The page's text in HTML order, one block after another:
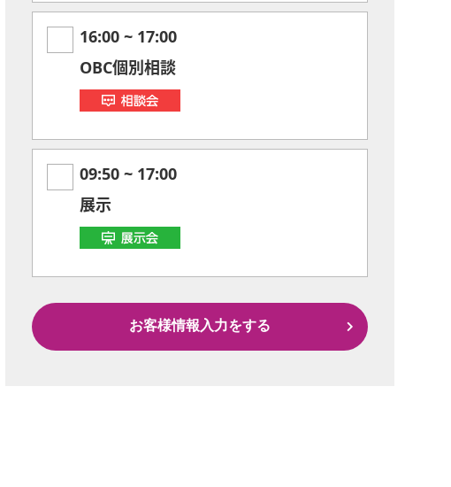
16:00 ~ 17:00
OBC個別相談
09:50 ~ 17:00
展示
お客様情報入力をする